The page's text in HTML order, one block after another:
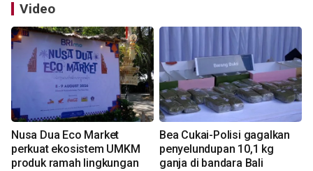
Video
Nusa Dua Eco Market
perkuat ekosistem UMKM
produk ramah lingkungan
Bea Cukai-Polisi gagalkan
penyelundupan 10,1 kg
ganja di bandara Bali